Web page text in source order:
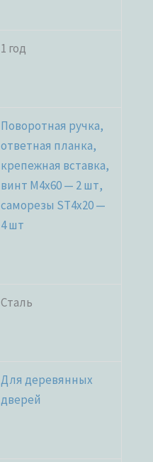
1 год
Поворотная ручка,
ответная планка,
крепежная вставка,
винт M4x60 — 2 шт,
саморезы ST4x20 —
4 шт
Сталь
Для деревянных
дверей